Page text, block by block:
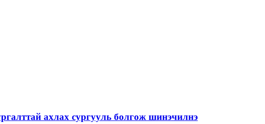
ахлах сургууль болгож шинэчилнэ